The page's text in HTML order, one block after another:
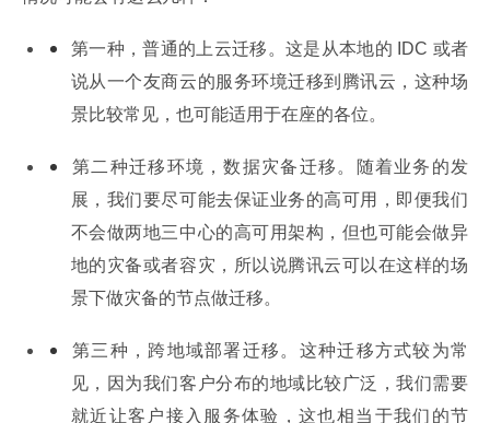
第一种，普通的上云迁移。这是从本地的 IDC 或者
说从一个友商云的服务环境迁移到腾讯云，这种场
景比较常见，也可能适用于在座的各位。
第二种迁移环境，数据灾备迁移。随着业务的发
展，我们要尽可能去保证业务的高可用，即便我们
不会做两地三中心的高可用架构，但也可能会做异
地的灾备或者容灾，所以说腾讯云可以在这样的场
景下做灾备的节点做迁移。
第三种，跨地域部署迁移。这种迁移方式较为常
见，因为我们客户分布的地域比较广泛，我们需要
就近让客户接入服务体验，这也相当于我们的节